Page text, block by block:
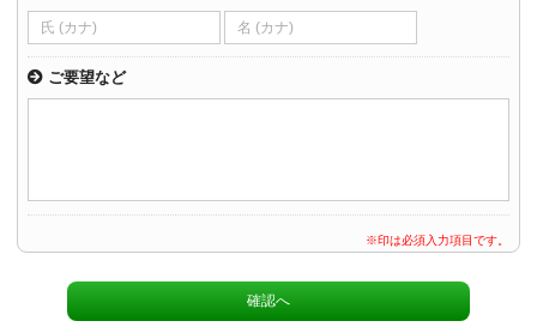
ご要望など
※印は必須入力項目です。